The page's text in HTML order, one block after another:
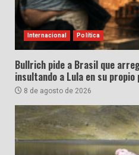
Internacional Política
Bullrich pide a Brasil que
insultando a Lula en su propio
8 de agosto de 2026